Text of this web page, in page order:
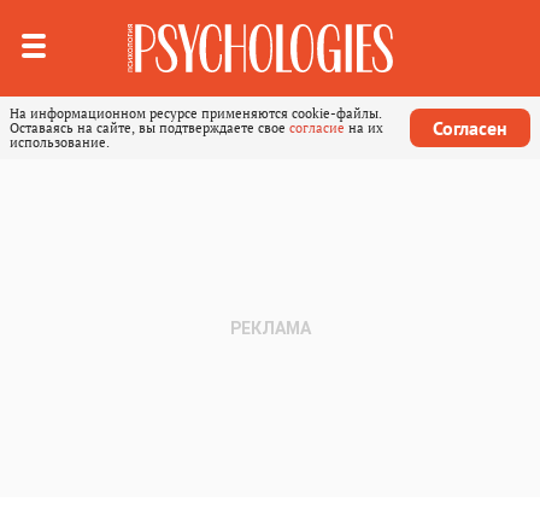
На информационном ресурсе применяются cookie-файлы.
Оставаясь на сайте, вы подтверждаете свое согласие на их
использование.
Согласен